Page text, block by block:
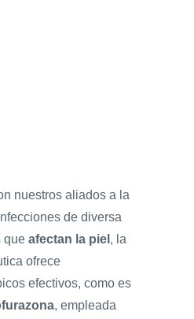
nuestros aliados a la
de diversa
que afectan la piel , la
ofrece
efectivos, como es
, empleada